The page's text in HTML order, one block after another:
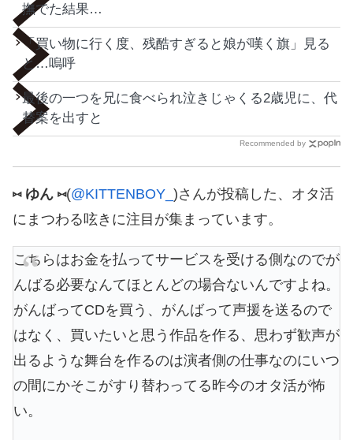
撫でた結果…
「買い物に行く度、残酷すぎると娘が嘆く旗」見る
と…嗚呼
最後の一つを兄に食べられ泣きじゃくる2歳児に、代
替案を出すと
Recommended by
⑅ ゆん ⑅(@KITTENBOY_ )さんが投稿した、オタ活
にまつわる呟きに注目が集まっています。
こちらはお金を払ってサービスを受ける側なのでが
んばる必要なんてほとんどの場合ないんですよね。
がんばってCDを買う、がんばって声援を送るので
はなく、買いたいと思う作品を作る、思わず歓声が
出るような舞台を作るのは演者側の仕事なのにいつ
の間にかそこがすり替わってる昨今のオタ活が怖
い。